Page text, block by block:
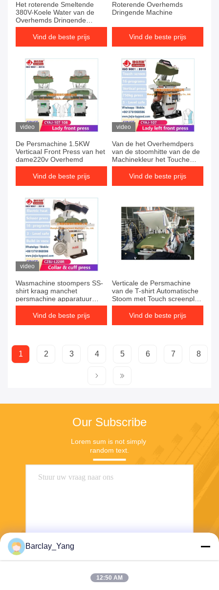
Het roterende Smeltende
380V-Koele Water van de
Overhemds Dringende
Machine
Vind de beste prijs
Roterende Overhemds
Dringende Machine
Vind de beste prijs
video
De Persmachine 1.5KW
Verticaal Front Press van het
dame220v Overhemd
Vind de beste prijs
video
Van de het Overhemdpers
van de stoomhitte van de de
Machinekleur het Touche
screenplc
Vind de beste prijs
video
Wasmachine stoompers SS-
shirt kraag manchet
persmachine apparatuur
touchscreen
Vind de beste prijs
Verticale de Persmachine
van de T-shirt Automatische
Stoom met Touch screenplc
50HZ
Vind de beste prijs
1 2 3 4 5 6 7 8
Our Subscribe
Lorem sum is not simply
random text.
Stuur
Barclay_Yang
12:50 AM